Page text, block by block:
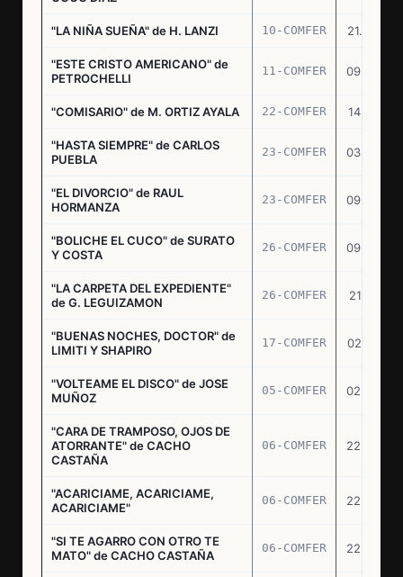
"LA NIÑA SUEÑA" de H. LANZI 10-COMFER 21.03.75
"ESTE CRISTO AMERICANO" de
PETROCHELLI
11-COMFER 09.04.75
"COMISARIO" de M. ORTIZ AYALA 22-COMFER 14.07.75
"HASTA SIEMPRE" de CARLOS
PUEBLA
23-COMFER 03.09.75
"EL DIVORCIO" de RAUL
HORMANZA
23-COMFER 09.09.75
"BOLICHE EL CUCO" de SURATO
Y COSTA
26-COMFER 09.09.75
"LA CARPETA DEL EXPEDIENTE"
de G. LEGUIZAMON
26-COMFER 21.10.75
"BUENAS NOCHES, DOCTOR" de
LIMITI Y SHAPIRO
17-COMFER 02.01.76
"VOLTEAME EL DISCO" de JOSE
MUÑOZ
05-COMFER 02.02.76
"CARA DE TRAMPOSO, OJOS DE
ATORRANTE" de CACHO
CASTAÑA
06-COMFER 22.04.76
"ACARICIAME, ACARICIAME,
ACARICIAME"
06-COMFER 22.04.76
"SI TE AGARRO CON OTRO TE
MATO" de CACHO CASTAÑA
06-COMFER 22.04.76